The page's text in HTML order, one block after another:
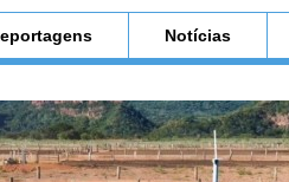
Notícias